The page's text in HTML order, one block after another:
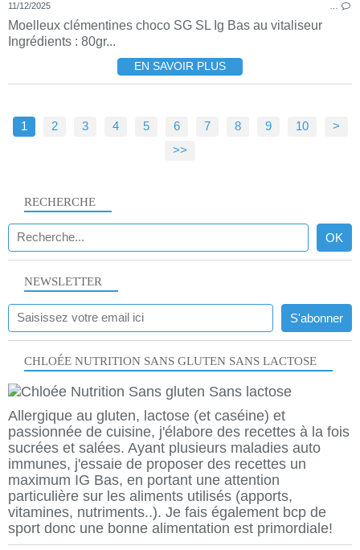
11/12/2025
Moelleux clémentines choco SG SL Ig Bas au vitaliseur
Ingrédients : 80gr...
EN SAVOIR PLUS
1 2 3 4 5 6 7 8 9 10 20
30
40
50
60
70
>
>>
NEWSLETTER
RECHERCHE
CHLOÉE NUTRITION SANS GLUTEN SANS LACTOSE
Allergique au gluten, lactose (et caséine) et
passionnée de cuisine, j'élabore des recettes à la fois
sucrées et salées. Ayant plusieurs maladies auto
immunes, j'essaie de proposer des recettes un
maximum IG Bas, en portant une attention
particulière sur les aliments utilisés (apports,
vitamines, nutriments..). Je fais également bcp de
sport donc une bonne alimentation est primordiale!